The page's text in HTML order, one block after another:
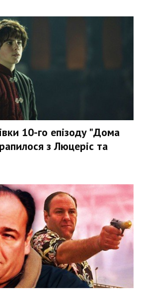
10-го епізоду "Дома
з Люцеріс та